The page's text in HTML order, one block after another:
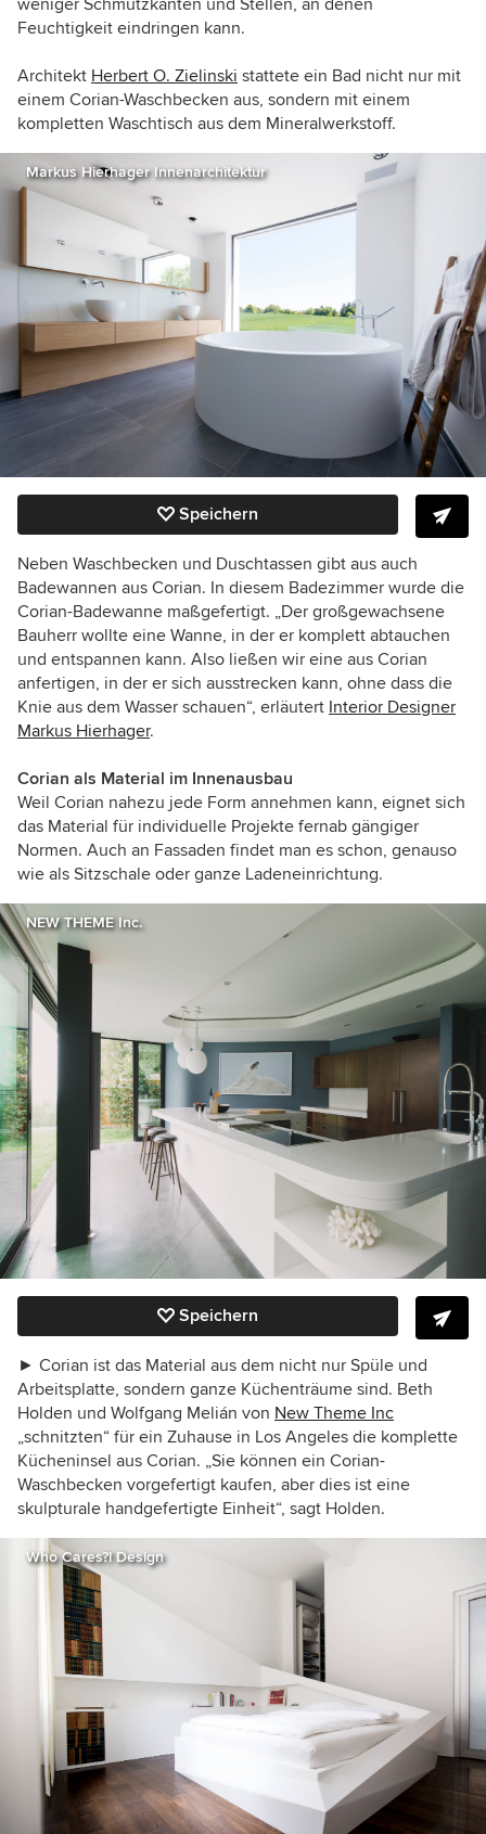
weniger Schmutzkanten und Stellen, an denen
Feuchtigkeit eindringen kann.
Architekt Herbert O. Zielinski stattete ein Bad nicht nur mit
einem Corian-Waschbecken aus, sondern mit einem
kompletten Waschtisch aus dem Mineralwerkstoff.
Markus Hierhager Innenarchitektur
Speichern
Neben Waschbecken und Duschtassen gibt aus auch
Badewannen aus Corian. In diesem Badezimmer wurde die
Corian-Badewanne maßgefertigt. „Der großgewachsene
Bauherr wollte eine Wanne, in der er komplett abtauchen
und entspannen kann. Also ließen wir eine aus Corian
anfertigen, in der er sich ausstrecken kann, ohne dass die
Knie aus dem Wasser schauen“, erläutert Interior Designer
Markus Hierhager.
Corian als Material im Innenausbau
Weil Corian nahezu jede Form annehmen kann, eignet sich
das Material für individuelle Projekte fernab gängiger
Normen. Auch an Fassaden findet man es schon, genauso
wie als Sitzschale oder ganze Ladeneinrichtung.
NEW THEME Inc.
Speichern
► Corian ist das Material aus dem nicht nur Spüle und
Arbeitsplatte, sondern ganze Küchenträume sind. Beth
Holden und Wolfgang Melián von New Theme Inc
„schnitzten“ für ein Zuhause in Los Angeles die komplette
Kücheninsel aus Corian. „Sie können ein Corian-
Waschbecken vorgefertigt kaufen, aber dies ist eine
skulpturale handgefertigte Einheit“, sagt Holden.
Who Cares?! Design